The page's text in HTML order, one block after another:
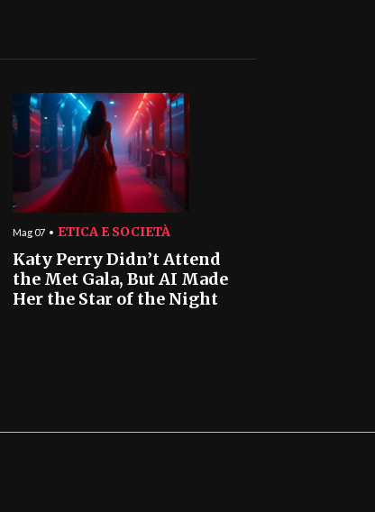
Mag 07 ETICA E SOCIETÀ
Katy Perry Didn’t Attend
the Met Gala, But AI Made
Her the Star of the Night